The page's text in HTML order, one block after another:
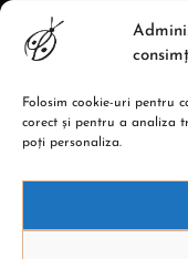
Folosim cookie-uri pentru
corect și pentru a analiza
poți personaliza.
Twitter
YouTube